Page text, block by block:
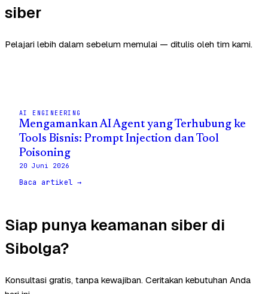
siber
Pelajari lebih dalam sebelum memulai — ditulis oleh tim kami.
AI ENGINEERING
Mengamankan AI Agent yang Terhubung ke
Tools Bisnis: Prompt Injection dan Tool
Poisoning
20 Juni 2026
Baca artikel →
Siap punya keamanan siber di
Sibolga?
Konsultasi gratis, tanpa kewajiban. Ceritakan kebutuhan Anda